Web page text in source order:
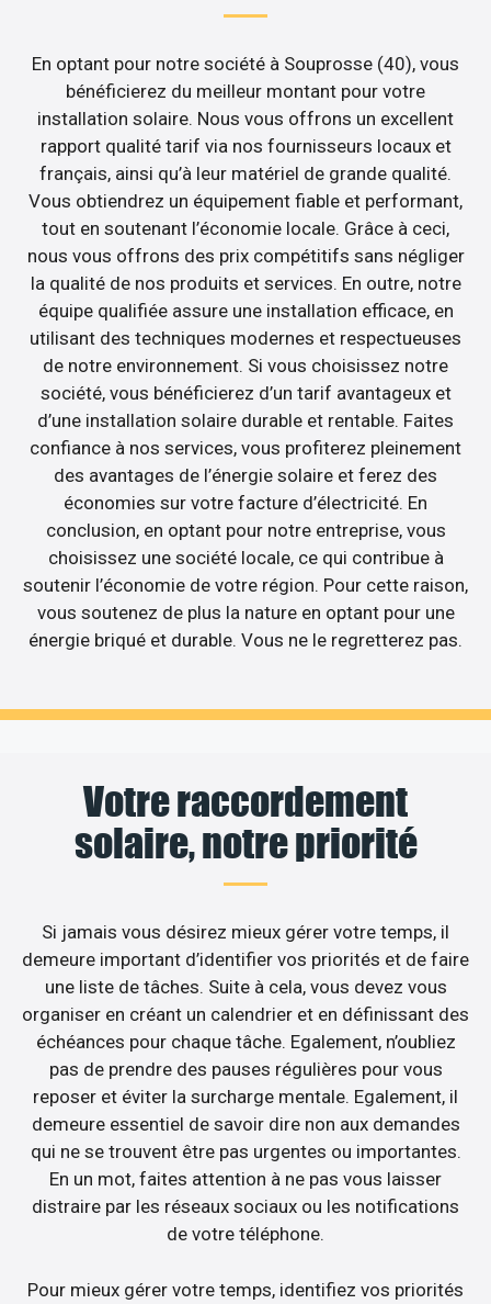
En optant pour notre société à Souprosse (40), vous
bénéficierez du meilleur montant pour votre
installation solaire. Nous vous offrons un excellent
rapport qualité tarif via nos fournisseurs locaux et
français, ainsi qu’à leur matériel de grande qualité.
Vous obtiendrez un équipement fiable et performant,
tout en soutenant l’économie locale. Grâce à ceci,
nous vous offrons des prix compétitifs sans négliger
la qualité de nos produits et services. En outre, notre
équipe qualifiée assure une installation efficace, en
utilisant des techniques modernes et respectueuses
de notre environnement. Si vous choisissez notre
société, vous bénéficierez d’un tarif avantageux et
d’une installation solaire durable et rentable. Faites
confiance à nos services, vous profiterez pleinement
des avantages de l’énergie solaire et ferez des
économies sur votre facture d’électricité. En
conclusion, en optant pour notre entreprise, vous
choisissez une société locale, ce qui contribue à
soutenir l’économie de votre région. Pour cette raison,
vous soutenez de plus la nature en optant pour une
énergie briqué et durable. Vous ne le regretterez pas.
Votre raccordement
solaire, notre priorité
Si jamais vous désirez mieux gérer votre temps, il
demeure important d’identifier vos priorités et de faire
une liste de tâches. Suite à cela, vous devez vous
organiser en créant un calendrier et en définissant des
échéances pour chaque tâche. Egalement, n’oubliez
pas de prendre des pauses régulières pour vous
reposer et éviter la surcharge mentale. Egalement, il
demeure essentiel de savoir dire non aux demandes
qui ne se trouvent être pas urgentes ou importantes.
En un mot, faites attention à ne pas vous laisser
distraire par les réseaux sociaux ou les notifications
de votre téléphone.
Pour mieux gérer votre temps, identifiez vos priorités